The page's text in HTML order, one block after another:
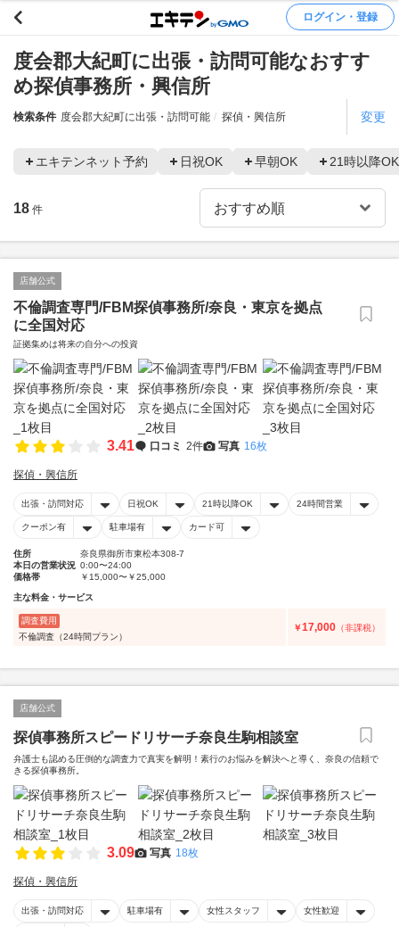
ログイン・登録
度会郡大紀町に出張・訪問可能なおすす
め探偵事務所・興信所
検索条件 度会郡大紀町に出張・訪問可能 探偵・興信所 変更
エキテンネット予約 日祝OK 早朝OK 21時以降OK
18 件
店舗公式
不倫調査専門/FBM探偵事務所/奈良・東京を拠点
に全国対応
証拠集めは将来の自分への投資
3.41 口コミ 2件 写真 16枚
探偵・興信所
出張・訪問対応 日祝OK 21時以降OK 24時間営業
クーポン有 駐車場有 カード可
住所
奈良県御所市東松本308-7
本日の営業状況 0:00〜24:00
価格帯
￥15,000〜￥25,000
主な料金・サービス
調査費用
不倫調査（24時間プラン）
￥17,000 （非課税）
店舗公式
探偵事務所スピードリサーチ奈良生駒相談室
弁護士も認める圧倒的な調査力で真実を解明！素行のお悩みを解決へと導く、奈良の信頼で
きる探偵事務所。
3.09 写真 18枚
探偵・興信所
出張・訪問対応 駐車場有 女性スタッフ 女性歓迎